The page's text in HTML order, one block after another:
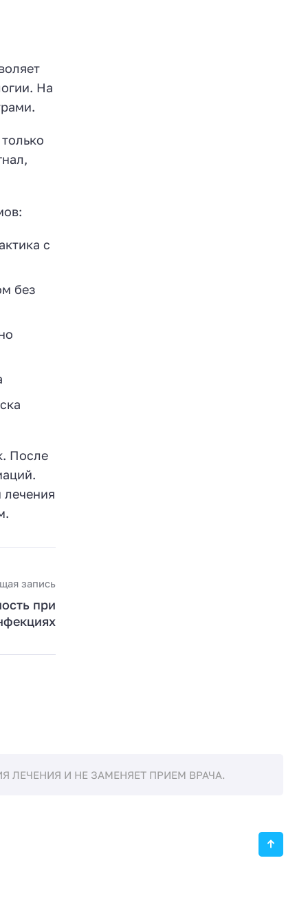
На
с
без
После
лечения
запись
при
И НЕ ЗАМЕНЯЕТ ПРИЕМ ВРАЧА.